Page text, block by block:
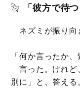
「彼方で待
ネズミが振り向
「何か言ったか
言った。けれど
別に」と、答え